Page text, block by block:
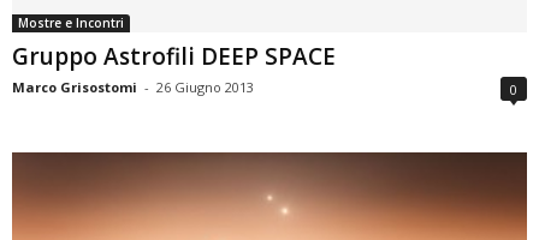
Mostre e Incontri
Gruppo Astrofili DEEP SPACE
Marco Grisostomi - 26 Giugno 2013 0